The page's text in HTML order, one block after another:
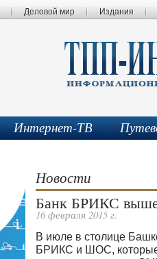
Деловой мир Издания
Интернет-ТВ
Новости
Банк БРИКС
16 февраля 2015 г.
В июле в столице
БРИКС и ШОС, которые